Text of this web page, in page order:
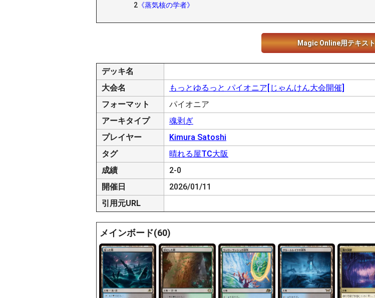
2 《蒸気核の学者》
Magic Online用テキスト
デッキ名
大会名
もっとゆるっと パイオニア[じゃんけん大会開催]
フォーマット
パイオニア
アーキタイプ
魂剥ぎ
プレイヤー
Kimura Satoshi
タグ
晴れる屋TC大阪
成績
2-0
開催日
2026/01/11
引用元URL
メインボード(60)